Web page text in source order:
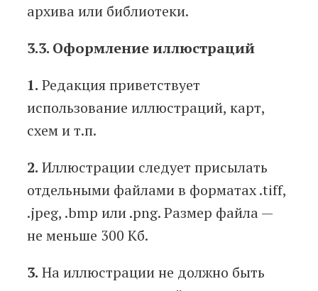
архива или библиотеки.
3.3. Оформление иллюстраций
1. Редакция приветствует
использование иллюстраций, карт,
схем и т.п.
2. Иллюстрации следует присылать
отдельными файлами в форматах .tiff,
.jpeg, .bmp или .png. Размер файла —
не меньше 300 Кб.
3. На иллюстрации не должно быть